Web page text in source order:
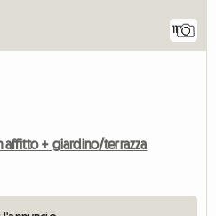
affitto + giardino/terrazza